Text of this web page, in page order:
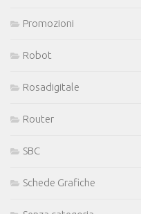
Promozioni
Robot
Rosadigitale
Router
SBC
Schede Grafiche